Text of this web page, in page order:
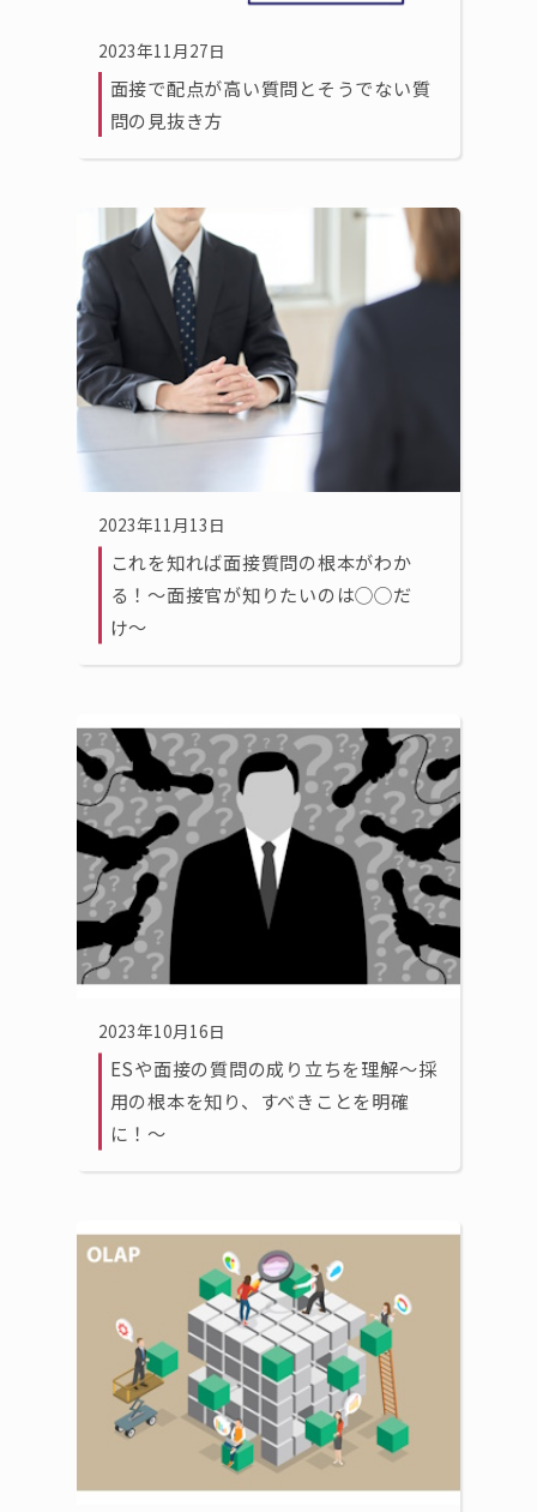
2023年11月27日
面接で配点が高い質問とそうでない質
問の見抜き方
2023年11月13日
これを知れば面接質問の根本がわか
る！〜面接官が知りたいのは◯◯だ
け〜
2023年10月16日
ESや面接の質問の成り立ちを理解〜採
用の根本を知り、すべきことを明確
に！〜